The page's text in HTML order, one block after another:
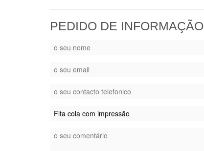
PEDIDO DE INFORMAÇÃO